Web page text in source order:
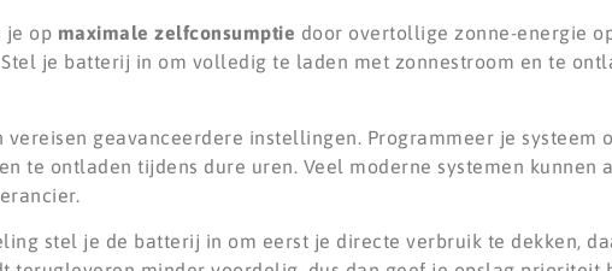
je op maximale zelfconsumptie door overtollige zonne-energie
je batterij in om volledig te laden met zonnestroom en te
vereisen geavanceerdere instellingen. Programmeer je systeem
te ontladen tijdens dure uren. Veel moderne systemen kunnen
stel je de batterij in om eerst je directe verbruik te dekken,